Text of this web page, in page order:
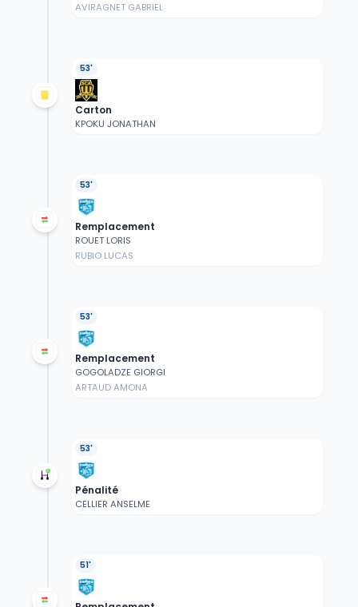
AVIRAGNET GABRIEL
53'
Carton
KPOKU JONATHAN
53'
Remplacement
ROUET LORIS
RUBIO LUCAS
53'
Remplacement
GOGOLADZE GIORGI
ARTAUD AMONA
53'
Pénalité
CELLIER ANSELME
51'